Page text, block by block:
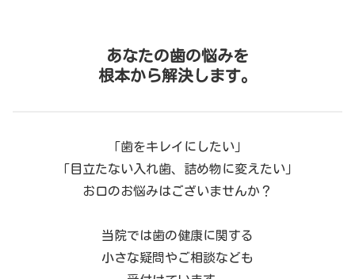
あなたの歯の悩みを
根本から解決します。
「歯をキレイにしたい」
「目立たない入れ歯、詰め物に変えたい」
お口のお悩みはございませんか？
当院では歯の健康に関する
小さな疑問やご相談なども